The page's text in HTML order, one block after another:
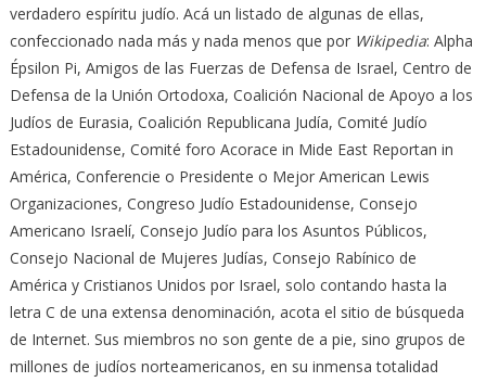
verdadero espíritu judío. Acá un listado de algunas de ellas,
confeccionado nada más y nada menos que por Wikipedia: Alpha
Épsilon Pi, Amigos de las Fuerzas de Defensa de Israel, Centro de
Defensa de la Unión Ortodoxa, Coalición Nacional de Apoyo a los
Judíos de Eurasia, Coalición Republicana Judía, Comité Judío
Estadounidense, Comité foro Acorace in Mide East Reportan in
América, Conferencie o Presidente o Mejor American Lewis
Organizaciones, Congreso Judío Estadounidense, Consejo
Americano Israelí, Consejo Judío para los Asuntos Públicos,
Consejo Nacional de Mujeres Judías, Consejo Rabínico de
América y Cristianos Unidos por Israel, solo contando hasta la
letra C de una extensa denominación, acota el sitio de búsqueda
de Internet. Sus miembros no son gente de a pie, sino grupos de
millones de judíos norteamericanos, en su inmensa totalidad